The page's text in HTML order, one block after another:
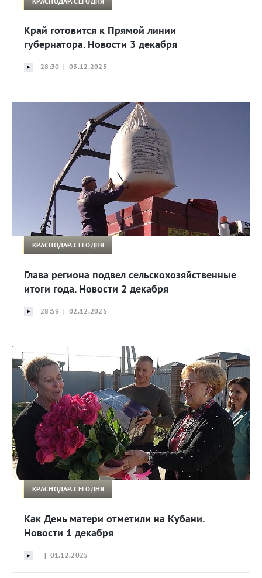
Край готовится к Прямой линии
губернатора. Новости 3 декабря
28:30 | 03.12.2025
КРАСНОДАР. СЕГОДНЯ
Глава региона подвел сельскохозяйственные
итоги года. Новости 2 декабря
28:59 | 02.12.2025
КРАСНОДАР. СЕГОДНЯ
Как День матери отметили на Кубани.
Новости 1 декабря
| 01.12.2025